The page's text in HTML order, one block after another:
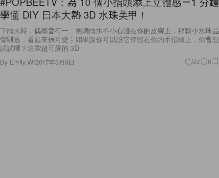
學懂 DIY 日本大熱 3D 水珠美甲！
下雨天時，偶爾會有一、兩滴雨水不小心淺在你的皮膚上，那顆小水珠晶
瑩剔透，看起來很可愛；如果說你可以讓它停留在你的手指頭上，你會想
試試嗎？這款超可愛的 3D
By Emily.W/2017年3月6日 22 0